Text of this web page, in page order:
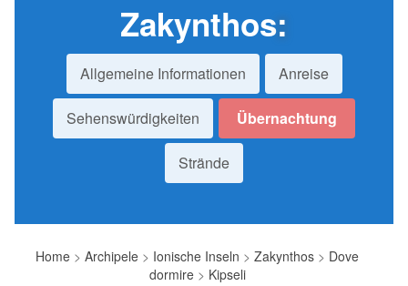
Zakynthos:
Allgemeine Informationen Anreise
Sehenswürdigkeiten Übernachtung
Strände
Home > Archipele > Ionische Inseln > Zakynthos > Dove
dormire> Kipseli